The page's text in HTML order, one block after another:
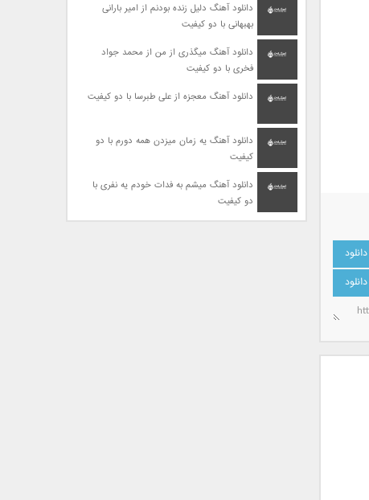
دانلود آهنگ دلیل زنده بودنم از امیر بارانی
بهبهانی با دو کیفیت
دانلود آهنگ میگذری از من از محمد جواد
فخری با دو کیفیت
دانلود آهنگ معجزه از علی طبرسا با دو کیفیت
دانلود آهنگ یه زمان میزدن همه دورم با دو
کیفیت
دانلود آهنگ میشم به فدات خودم یه نفری با
دو کیفیت